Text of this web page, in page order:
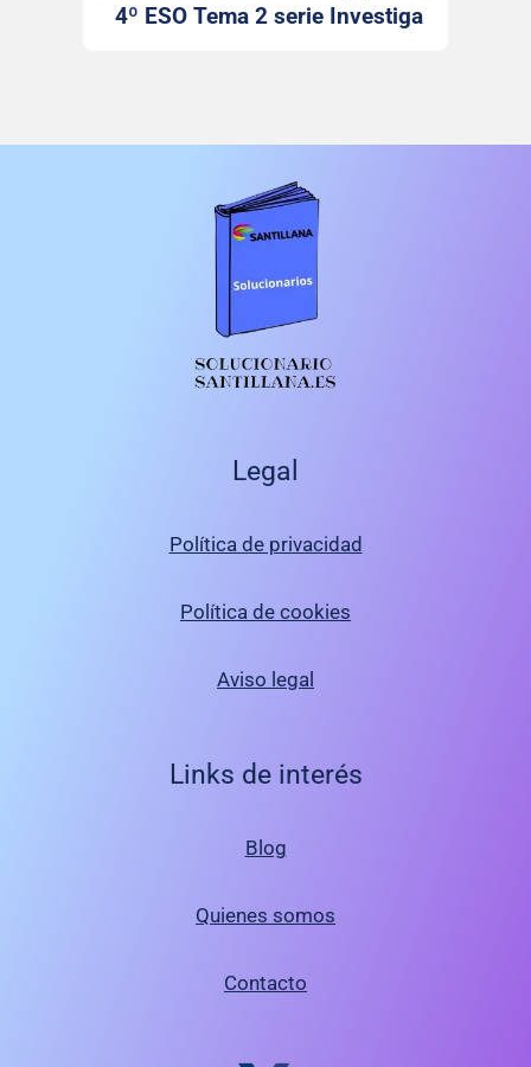
4º ESO Tema 2 serie Investiga
Legal
Política de privacidad
Política de cookies
Aviso legal
Links de interés
Blog
Quienes somos
Contacto